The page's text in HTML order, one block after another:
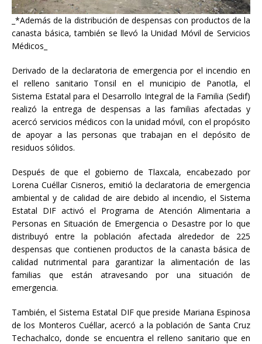
_*Además de la distribución de despensas con productos de la
canasta básica, también se llevó la Unidad Móvil de Servicios
Médicos_
Derivado de la declaratoria de emergencia por el incendio en
el relleno sanitario Tonsil en el municipio de Panotla, el
Sistema Estatal para el Desarrollo Integral de la Familia (Sedif)
realizó la entrega de despensas a las familias afectadas y
acercó servicios médicos con la unidad móvil, con el propósito
de apoyar a las personas que trabajan en el depósito de
residuos sólidos.
Después de que el gobierno de Tlaxcala, encabezado por
Lorena Cuéllar Cisneros, emitió la declaratoria de emergencia
ambiental y de calidad de aire debido al incendio, el Sistema
Estatal DIF activó el Programa de Atención Alimentaria a
Personas en Situación de Emergencia o Desastre por lo que
distribuyó entre la población afectada alrededor de 225
despensas que contienen productos de la canasta básica de
calidad nutrimental para garantizar la alimentación de las
familias que están atravesando por una situación de
emergencia.
También, el Sistema Estatal DIF que preside Mariana Espinosa
de los Monteros Cuéllar, acercó a la población de Santa Cruz
Techachalco, donde se encuentra el relleno sanitario que en